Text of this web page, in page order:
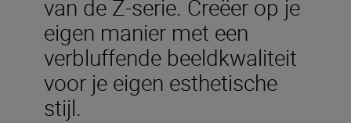
van de Z-serie. Creëer op je
eigen manier met een
verbluffende beeldkwaliteit
voor je eigen esthetische
stijl.